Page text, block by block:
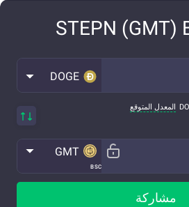
DOGE
المعدل المتوقع
BSC
GMT
مشاركة